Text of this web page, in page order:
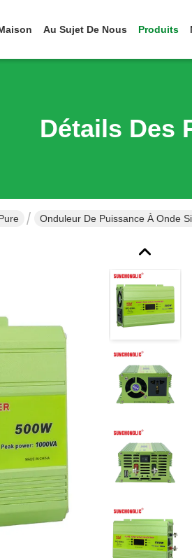
Au Sujet De Nous Produits
Détails Des
Onduleur De Puissance À Onde